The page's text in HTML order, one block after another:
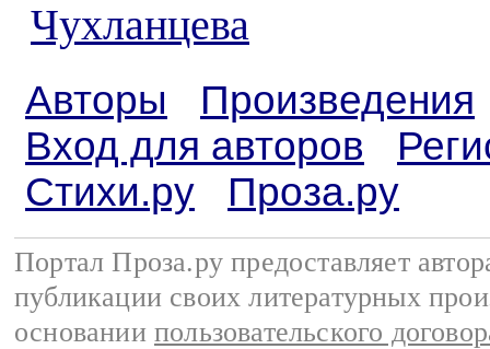
Чухланцева
Авторы
Произведения
Вход для авторов
Стихи.ру
Проза.ру
Портал Проза.ру предоставляет
публикации своих литературных
основании пользовательского